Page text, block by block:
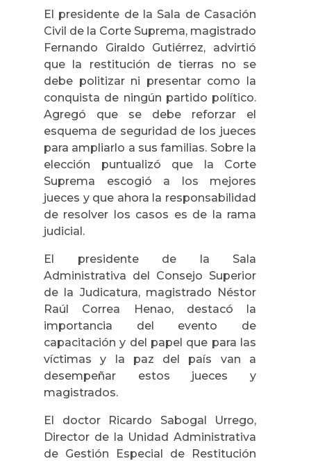
El presidente de la Sala de Casación
Civil de la Corte Suprema, magistrado
Fernando Giraldo Gutiérrez, advirtió
que la restitución de tierras no se
debe politizar ni presentar como la
conquista de ningún partido político.
Agregó que se debe reforzar el
esquema de seguridad de los jueces
para ampliarlo a sus familias. Sobre la
elección puntualizó que la Corte
Suprema escogió a los mejores
jueces y que ahora la responsabilidad
de resolver los casos es de la rama
judicial.
El presidente de la Sala
Administrativa del Consejo Superior
de la Judicatura, magistrado Néstor
Raúl Correa Henao, destacó la
importancia del evento de
capacitación y del papel que para las
víctimas y la paz del país van a
desempeñar estos jueces y
magistrados.
El doctor Ricardo Sabogal Urrego,
Director de la Unidad Administrativa
de Gestión Especial de Restitución